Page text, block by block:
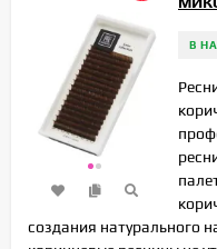
В
создания натурального